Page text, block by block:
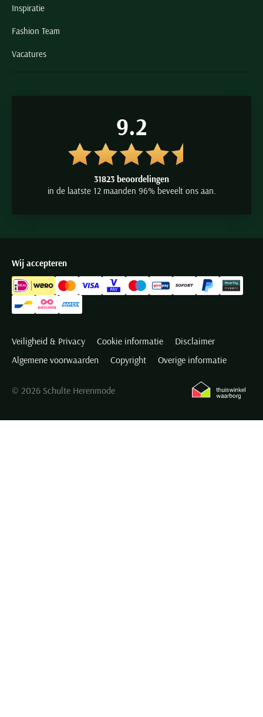
Inspiratie
Fashion Team
Vacatures
9.2
31823 beoordelingen
in de laatste 12 maanden 96% beveelt ons aan.
Wij accepteren
Veiligheid & Privacy Cookie informatie
Disclaimer
Algemene voorwaarden
Copyright Overige informatie
© 2026 Schulte Herenmode